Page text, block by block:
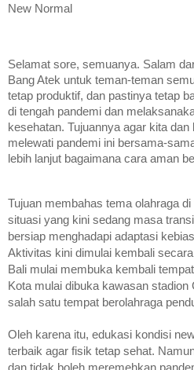
New Normal
Selamat sore, semuanya. Salam
Bang Atek untuk teman-teman
tetap produktif, dan pastinya tetap
di tengah pandemi dan
kesehatan. Tujuannya agar kita
melewati pandemi ini bersama-
lebih lanjut bagaimana cara aman
Tujuan membahas tema olahraga
situasi yang kini sedang masa
bersiap menghadapi adaptasi
Aktivitas kini dimulai kembali
Bali mulai membuka kembali
Kota mulai dibuka kawasan
salah satu tempat berolahraga
Oleh karena itu, edukasi kondisi
terbaik agar fisik tetap sehat.